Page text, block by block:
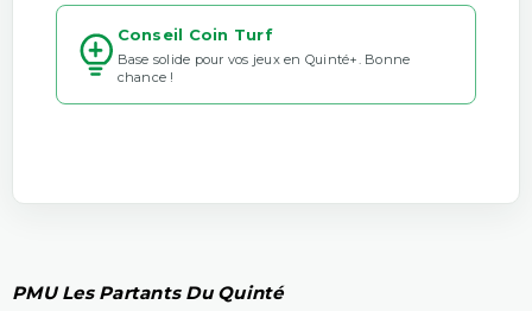
Conseil Coin Turf
Base solide pour vos jeux en Quinté+. Bonne
chance !
PMU Les Partants Du Quinté